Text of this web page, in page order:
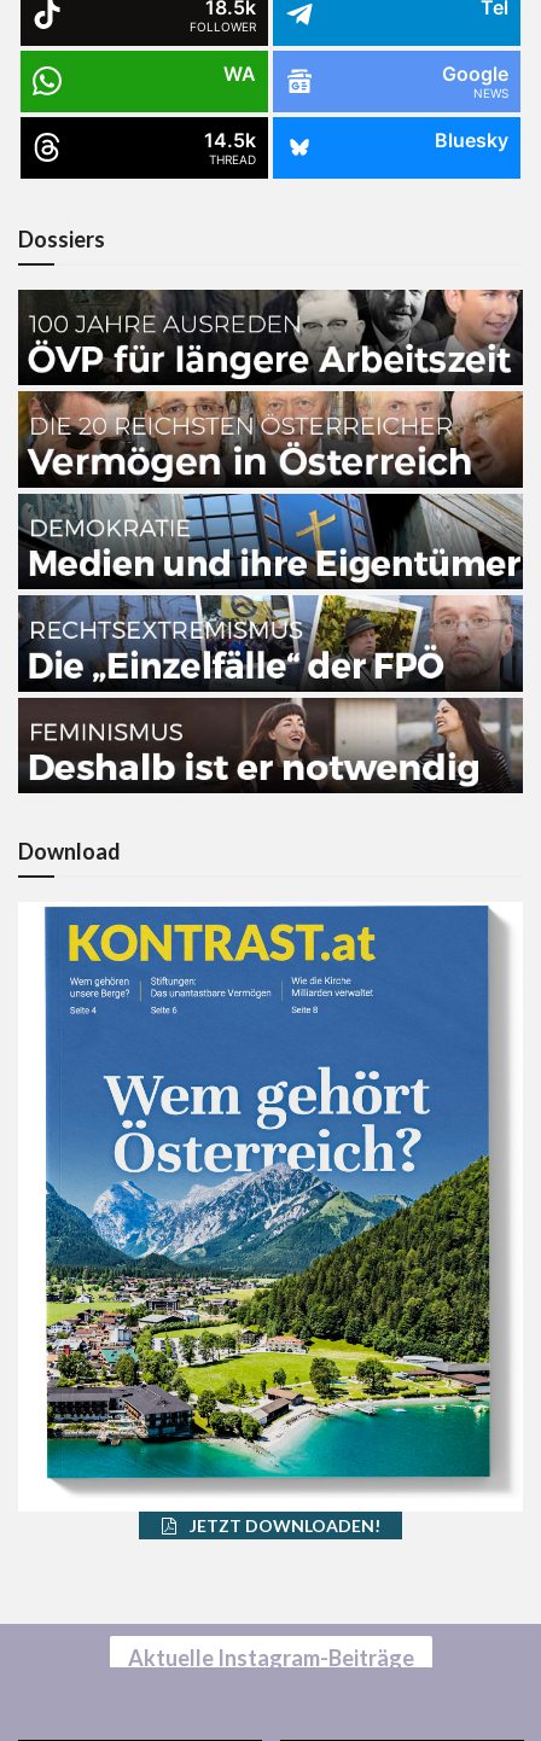
18.5k
FOLLOWER
Tel
WA Google
NEWS
14.5k
THREAD
Bluesky
Dossiers
Download
JETZT DOWNLOADEN!
Aktuelle Instagram-Beiträge